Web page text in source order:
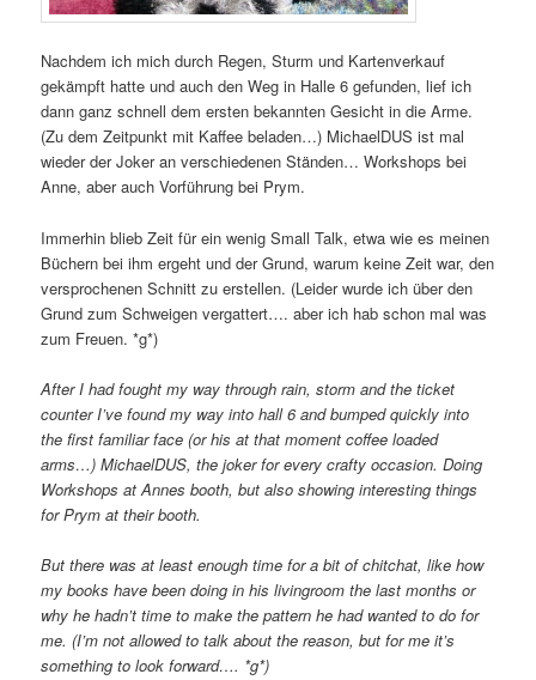
Nachdem ich mich durch Regen, Sturm und Kartenverkauf
gekämpft hatte und auch den Weg in Halle 6 gefunden, lief ich
dann ganz schnell dem ersten bekannten Gesicht in die Arme.
(Zu dem Zeitpunkt mit Kaffee beladen…) MichaelDUS ist mal
wieder der Joker an verschiedenen Ständen… Workshops bei
Anne, aber auch Vorführung bei Prym.
Immerhin blieb Zeit für ein wenig Small Talk, etwa wie es meinen
Büchern bei ihm ergeht und der Grund, warum keine Zeit war, den
versprochenen Schnitt zu erstellen. (Leider wurde ich über den
Grund zum Schweigen vergattert…. aber ich hab schon mal was
zum Freuen. *g*)
After I had fought my way through rain, storm and the ticket
counter I’ve found my way into hall 6 and bumped quickly into
the first familiar face (or his at that moment coffee loaded
arms…) MichaelDUS, the joker for every crafty occasion. Doing
Workshops at Annes booth, but also showing interesting things
for Prym at their booth.
But there was at least enough time for a bit of chitchat, like how
my books have been doing in his livingroom the last months or
why he hadn’t time to make the pattern he had wanted to do for
me. (I’m not allowed to talk about the reason, but for me it’s
something to look forward…. *g*)